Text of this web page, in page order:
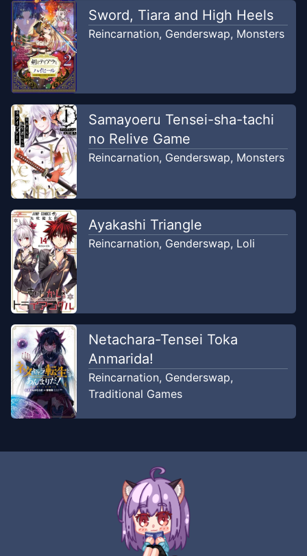
Sword, Tiara and High Heels
Reincarnation, Genderswap, Monsters
Samayoeru Tensei-sha-tachi
no Relive Game
Reincarnation, Genderswap, Monsters
Ayakashi Triangle
Reincarnation, Genderswap, Loli
Netachara-Tensei Toka
Anmarida!
Reincarnation, Genderswap,
Traditional Games